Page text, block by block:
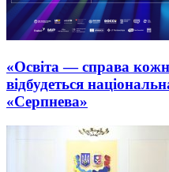
«Освіта — справа
відбудеться
«Серпнева»